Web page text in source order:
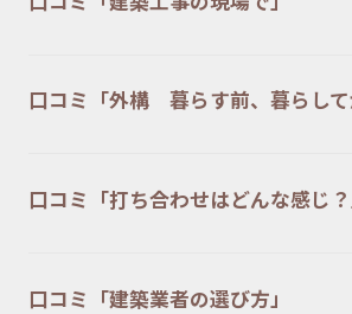
口コミ「外構 暮らす前、暮らして
口コミ「打ち合わせはどんな感じ？
口コミ「建築業者の選び方」